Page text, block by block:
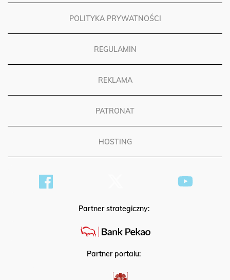
POLITYKA PRYWATNOŚCI
REGULAMIN
REKLAMA
PATRONAT
HOSTING
Partner strategiczny:
Partner portalu: